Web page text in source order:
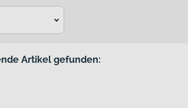
Artikel gefunden: